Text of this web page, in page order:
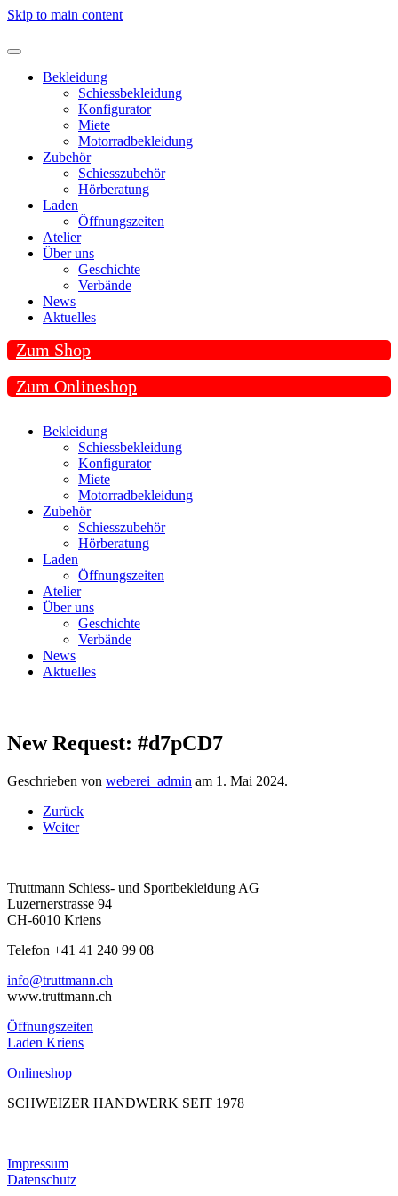
Skip to main content
Bekleidung
Schiessbekleidung
Konfigurator
Miete
Motorradbekleidung
Zubehör
Schiesszubehör
Hörberatung
Laden
Öffnungszeiten
Atelier
Über uns
Geschichte
Verbände
News
Aktuelles
Zum Shop
Zum Onlineshop
Bekleidung
Schiessbekleidung
Konfigurator
Miete
Motorradbekleidung
Zubehör
Schiesszubehör
Hörberatung
Laden
Öffnungszeiten
Atelier
Über uns
Geschichte
Verbände
News
Aktuelles
New Request: #d7pCD7
Geschrieben von weberei_admin am 1. Mai 2024.
Zurück
Weiter
Truttmann Schiess- und Sportbekleidung AG
Luzernerstrasse 94
CH-6010 Kriens
Telefon +41 41 240 99 08
hc.nnamtturt@ofni
www.truttmann.ch
Öffnungszeiten
Laden Kriens
Onlineshop
SCHWEIZER HANDWERK SEIT 1978
Impressum
Datenschutz